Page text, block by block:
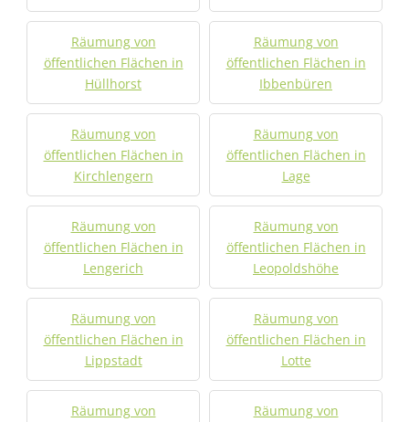
Räumung von
öffentlichen Flächen in
Hüllhorst
Räumung von
öffentlichen Flächen in
Ibbenbüren
Räumung von
öffentlichen Flächen in
Kirchlengern
Räumung von
öffentlichen Flächen in
Lage
Räumung von
öffentlichen Flächen in
Lengerich
Räumung von
öffentlichen Flächen in
Leopoldshöhe
Räumung von
öffentlichen Flächen in
Lippstadt
Räumung von
öffentlichen Flächen in
Lotte
Räumung von
Räumung von